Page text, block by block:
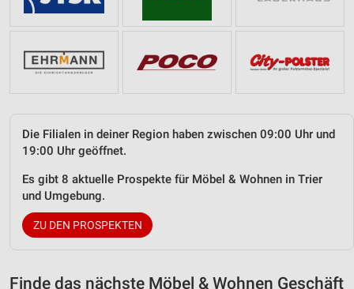
Die Filialen in deiner Region haben zwischen 09:00 Uhr und
19:00 Uhr geöffnet.
Es gibt 8 aktuelle Prospekte für Möbel & Wohnen in Trier
und Umgebung.
ZU DEN PROSPEKTEN
Finde das nächste Möbel & Wohnen Geschäft